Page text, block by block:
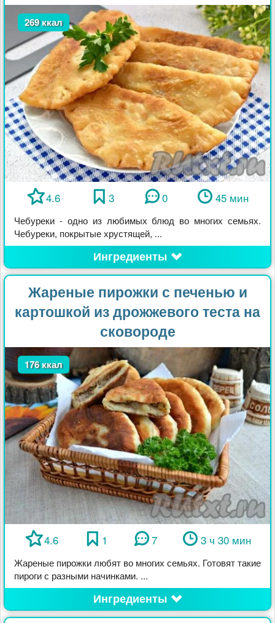
269 ккал
4.6 3 0 45 мин
Чебуреки - одно из любимых блюд во многих семьях.
Чебуреки, покрытые хрустящей, ...
Ингредиенты
Жареные пирожки с печенью и
картошкой из дрожжевого теста на
сковороде
176 ккал
4.6 1 7 3 ч 30 мин
Жареные пирожки любят во многих семьях. Готовят такие
пироги с разными начинками. ...
Ингредиенты